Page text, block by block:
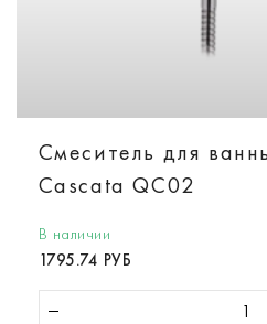
Смеситель для
Cascata QC02
В наличии
1795.74 РУБ